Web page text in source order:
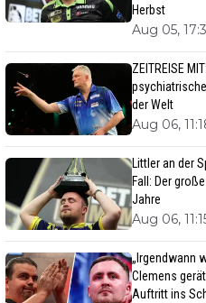
Herbst
Aug 05,
ZEITREISE
der Welt
Aug 06,
Littler an der
Fall: Der
Jahre
Aug 06,
„Irgendwann
Clemens
Auftritt ins